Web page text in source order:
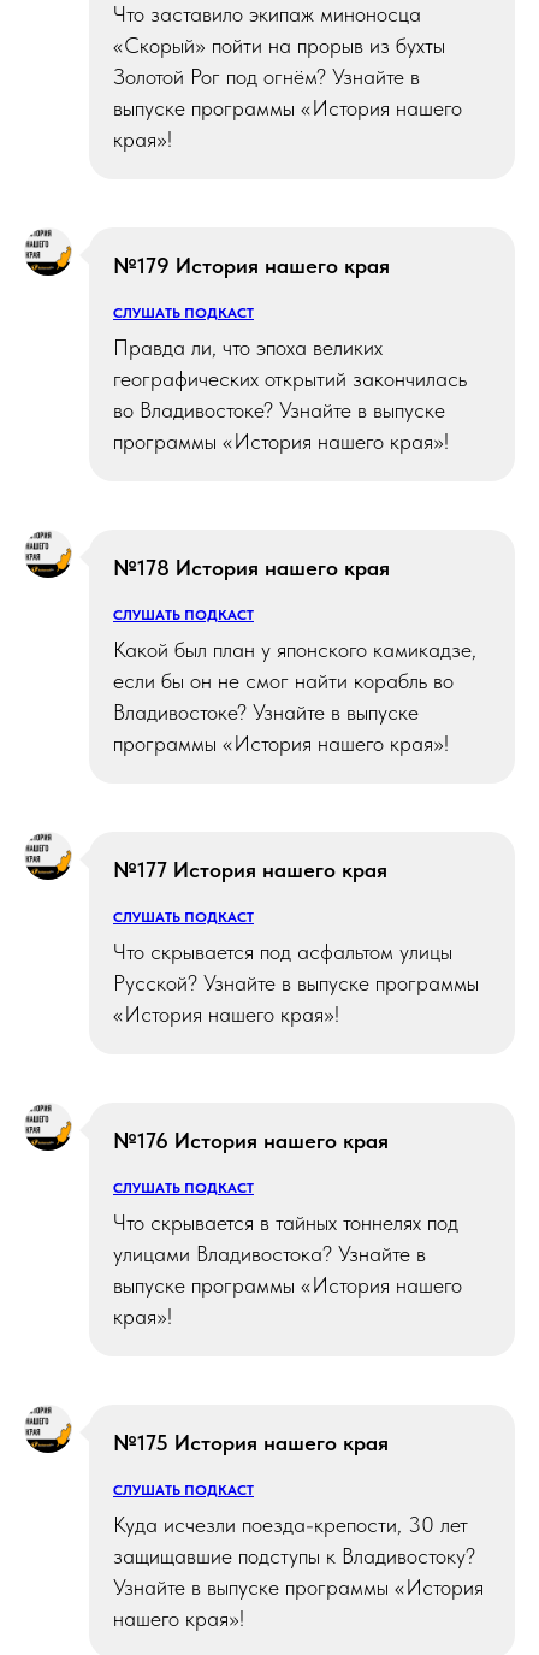
Что заставило экипаж миноносца
«Скорый» пойти на прорыв из бухты
Золотой Рог под огнём? Узнайте в
выпуске программы «История нашего
края»!
№179 История нашего края
СЛУШАТЬ ПОДКАСТ
Правда ли, что эпоха великих
географических открытий закончилась
во Владивостоке? Узнайте в выпуске
программы «История нашего края»!
№178 История нашего края
СЛУШАТЬ ПОДКАСТ
Какой был план у японского камикадзе,
если бы он не смог найти корабль во
Владивостоке? Узнайте в выпуске
программы «История нашего края»!
№177 История нашего края
СЛУШАТЬ ПОДКАСТ
Что скрывается под асфальтом улицы
Русской? Узнайте в выпуске программы
«История нашего края»!
№176 История нашего края
СЛУШАТЬ ПОДКАСТ
Что скрывается в тайных тоннелях под
улицами Владивостока? Узнайте в
выпуске программы «История нашего
края»!
№175 История нашего края
СЛУШАТЬ ПОДКАСТ
Куда исчезли поезда-крепости, 30 лет
защищавшие подступы к Владивостоку?
Узнайте в выпуске программы «История
нашего края»!